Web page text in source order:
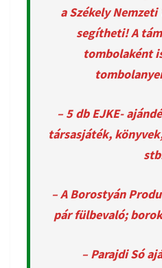
a Székely
segítheti! A
tombolaként
– 5 db EJKE-
társasjáték,
– A Borostyán
pár fülbevaló;
– Parajdi Só